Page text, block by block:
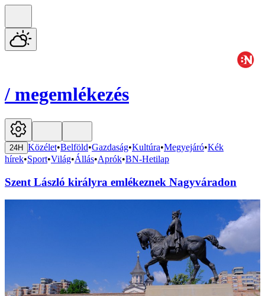
/ megemlékezés
24H Közélet•Belföld•Gazdaság•Kultúra•Megyejáró•Kék
hírek•Sport•Világ•Állás•Aprók•BN-Hetilap
Szent László királyra emlékeznek Nagyváradon